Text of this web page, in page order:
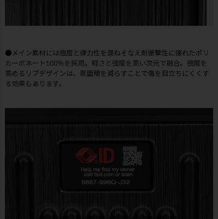
●メイン素材には強度と弾力性を兼ねそなえ耐衝撃性に優れたポリ
カーボネート100％を採用。軽さと強度を高い次元で融合。強度を
高めるリブデザインは、表面積を減らすことで傷を目立ちにくくす
る効果もあります。